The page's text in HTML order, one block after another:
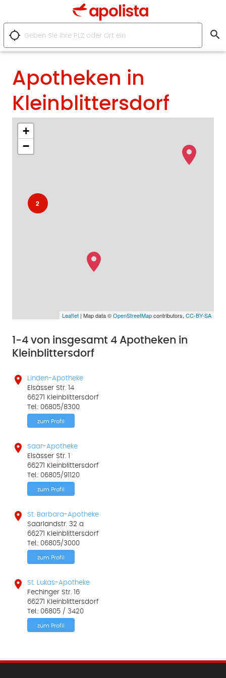
location_searching search
Apotheken in
Kleinblittersdorf
2
+
−
Leaflet | Map data ©OpenStreetMapcontributors,CC-BY-SA
1-4 von insgesamt 4 Apotheken in
Kleinblittersdorf

Linden-Apotheke
Elsässer Str. 14
66271 Kleinblittersdorf
Tel.: 06805/8300
zum Profil

Saar-Apotheke
Elsässer Str. 1
66271 Kleinblittersdorf
Tel.: 06805/91120
zum Profil

St. Barbara-Apotheke
Saarlandstr. 32 a
66271 Kleinblittersdorf
Tel.: 06805/3000
zum Profil

St. Lukas-Apotheke
Fechinger Str. 16
66271 Kleinblittersdorf
Tel.: 06805 / 3420
zum Profil